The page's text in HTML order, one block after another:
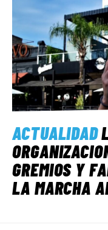
ACTUALIDAD
GREMIOS Y
LA MARCHA